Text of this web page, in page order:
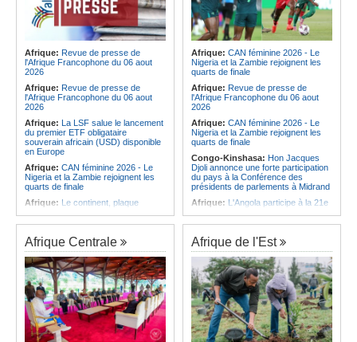
Afrique: Revue de presse de
l'Afrique Francophone du 06 aout
2026
Afrique: Revue de presse de
l'Afrique Francophone du 06 aout
2026
Afrique: La LSF salue le lancement
du premier ETF obligataire
souverain africain (USD) disponible
en Europe
Afrique: CAN féminine 2026 - Le
Nigeria et la Zambie rejoignent les
quarts de finale
Afrique: Le continent, plaque
Afrique:Pourquoi l'avenir du textile
africain est bien plus prometteur que
ne le laissent penser les chiffres
Afrique:L'essor historique de
l'Éthiopie met à mal la campagne
d'hostilité menée par Le Caire
Afrique:La Cour international de
justice fixe le calendrier de la
procédure engagée par la RDC
contre le Rwanda
Afrique: CAN féminine 2026 - Le
Nigeria et la Zambie rejoignent les
quarts de finale
Afrique: Revue de presse de
l'Afrique Francophone du 06 aout
2026
Afrique: CAN féminine 2026 - Le
Nigeria et la Zambie rejoignent les
quarts de finale
Congo-Kinshasa: Hon Jacques
Djoli annonce une forte participation
du pays à la Conférence des
présidents de parlements à Midrand
Afrique: L'Angola participe à la 21e
Afrique:CAN féminine - La Côte
d'Ivoire affrontera l'Algérie et le
Maroc fera face à l'Afrique du Sud
en quarts
Afrique: Revue de presse de
l'Afrique francophone du 05 août
2026
Afrique:L'Angola et l'UA préparent
le sommet sur la prévention et la
résolution des conflits
Afrique Centrale Afrique de l'Est